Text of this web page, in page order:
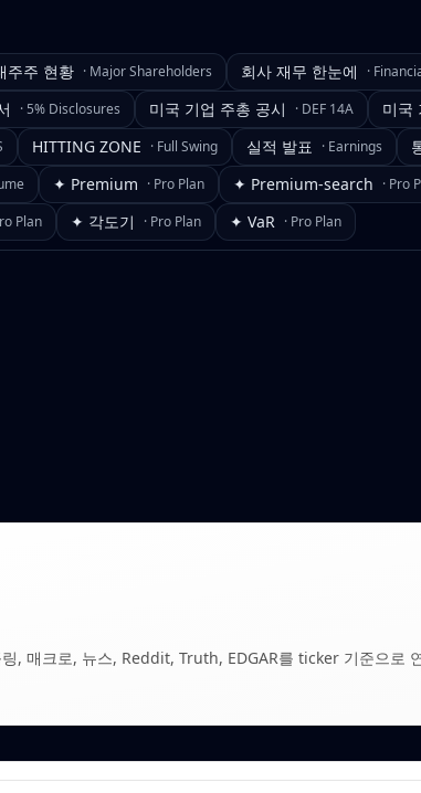
주주 현황 · Major Shareholders 회사 재무 한눈에 ·
· 5% Disclosures 미국 기업 주총 공시 · DEF 14A 미국
HITTING ZONE · Full Swing 실적 발표 · Earnings
✦ Premium · Pro Plan ✦ Premium-search · Pro
Plan ✦ 각도기 · Pro Plan ✦ VaR · Pro Plan
, 매크로, 뉴스, Reddit, Truth, EDGAR를 ticker 기준으로